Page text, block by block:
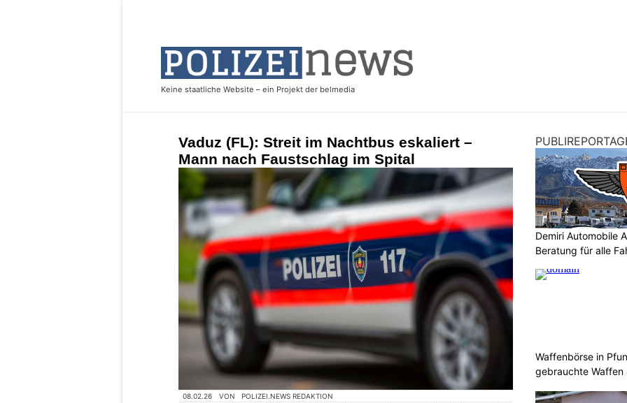
Vaduz (FL): Streit im Nachtbus eskaliert –
Mann nach Faustschlag im Spital
08.02.26 VON POLIZEI.NEWS REDAKTION
Demiri Automobile
Beratung für alle
Waffenbörse in
gebrauchte Waffen